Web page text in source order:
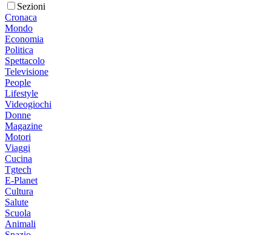
Sezioni
Cronaca
Mondo
Economia
Politica
Spettacolo
Televisione
People
Lifestyle
Videogiochi
Donne
Magazine
Motori
Viaggi
Cucina
Tgtech
E-Planet
Cultura
Salute
Scuola
Animali